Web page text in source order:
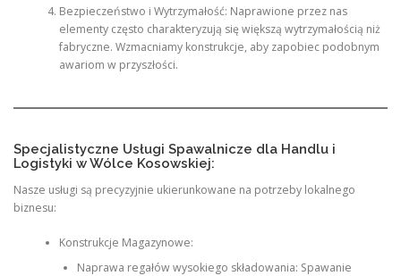
Bezpieczeństwo i Wytrzymałość: Naprawione przez nas
elementy często charakteryzują się większą wytrzymałością niż
fabryczne. Wzmacniamy konstrukcje, aby zapobiec podobnym
awariom w przyszłości.
Specjalistyczne Usługi Spawalnicze dla Handlu i
Logistyki w Wólce Kosowskiej:
Nasze usługi są precyzyjnie ukierunkowane na potrzeby lokalnego
biznesu:
Konstrukcje Magazynowe:
Naprawa regałów wysokiego składowania: Spawanie